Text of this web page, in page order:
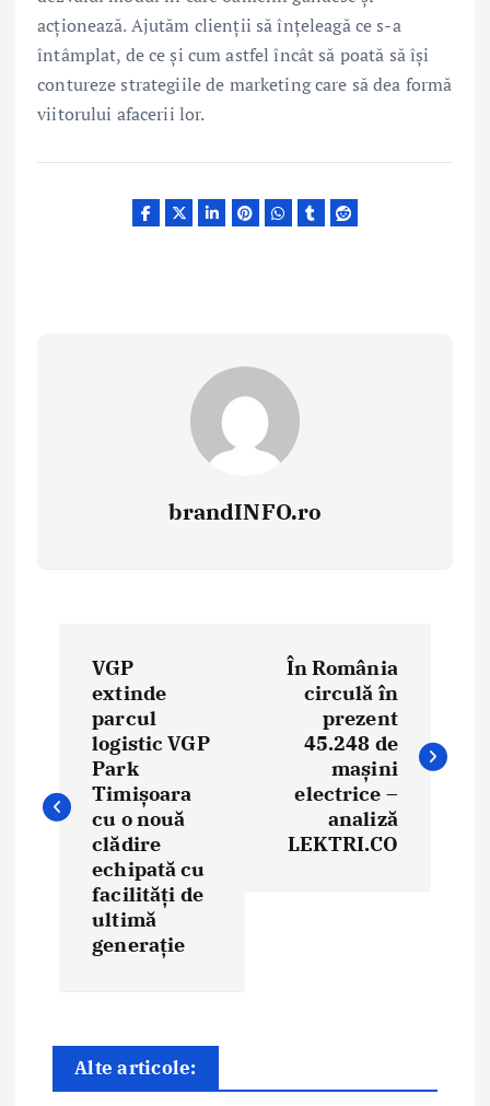
acționează. Ajutăm clienții să înțeleagă ce s-a
întâmplat, de ce și cum astfel încât să poată să își
contureze strategiile de marketing care să dea formă
viitorului afacerii lor.
brandINFO.ro
g
n
a
VGP
extinde
parcul
logistic VGP
Park
Timișoara
cu o nouă
clădire
echipată cu
facilități de
ultimă
generație
În România
circulă în
prezent
45.248 de
mașini
electrice –
analiză
LEKTRI.CO
Alte articole: